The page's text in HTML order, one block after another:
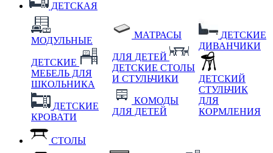
ДЕТСКАЯ
МОДУЛЬНЫЕ
ДЕТСКИЕ
МЕБЕЛЬ ДЛЯ
ШКОЛЬНИКА
ДЕТСКИЕ
КРОВАТИ
МАТРАСЫ
ДЛЯ ДЕТЕЙ
ДЕТСКИЕ СТОЛЫ
И СТУЛЬЧИКИ
КОМОДЫ
ДЛЯ ДЕТЕЙ
ДЕТСКИЕ
ДИВАНЧИКИ
ДЕТСКИЙ
СТУЛЬЧИК
ДЛЯ
КОРМЛЕНИЯ
СТОЛЫ